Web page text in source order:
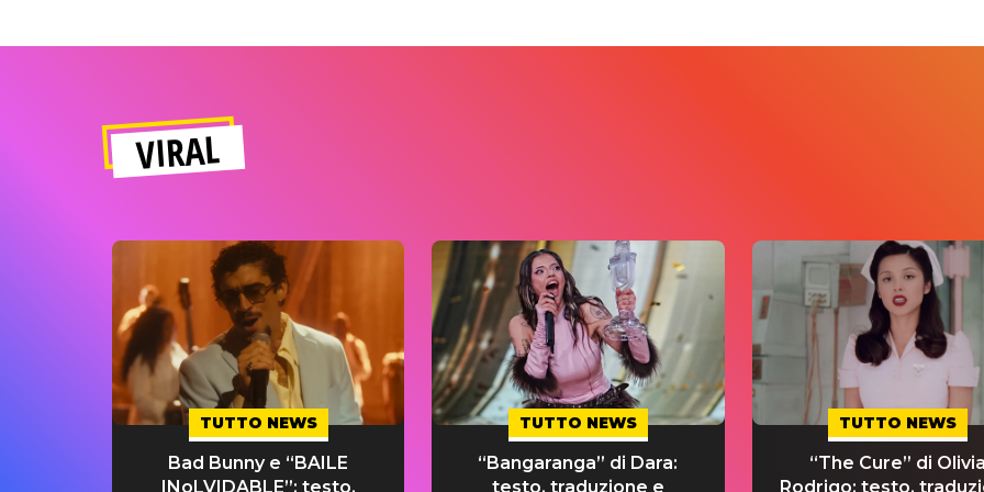
VIRAL
TUTTO NEWS
Bad Bunny e “BAILE
INoLVIDABLE”: testo,
TUTTO NEWS
“Bangaranga” di Dara:
testo, traduzione e
TUTTO NEWS
“The Cure” di Olivia
Rodrigo: testo,